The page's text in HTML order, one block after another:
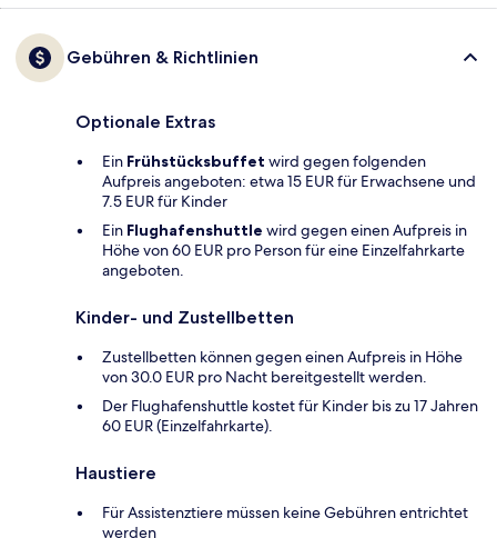
Gebühren & Richtlinien
Optionale Extras
Ein Frühstücksbuffet wird gegen folgenden
Aufpreis angeboten: etwa 15 EUR für Erwachsene und
7.5 EUR für Kinder
Ein Flughafenshuttle wird gegen einen Aufpreis in
Höhe von 60 EUR pro Person für eine Einzelfahrkarte
angeboten.
Kinder- und Zustellbetten
Zustellbetten können gegen einen Aufpreis in Höhe
von 30.0 EUR pro Nacht bereitgestellt werden.
Der Flughafenshuttle kostet für Kinder bis zu 17 Jahren
60 EUR (Einzelfahrkarte).
Haustiere
Für Assistenztiere müssen keine Gebühren entrichtet
werden